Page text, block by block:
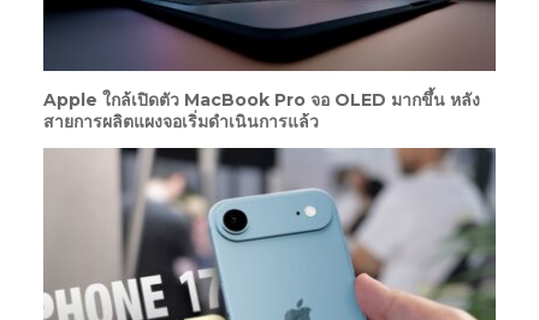
Apple ใกล้เปิดตัว MacBook Pro จอ OLED มากขึ้น หลัง
สายการผลิตแผงจอเริ่มดำเนินการแล้ว